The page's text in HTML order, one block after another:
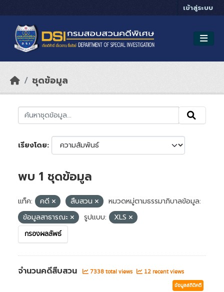
เข้าสู่ระบบ
ชุดข้อมูล
เรียงโดย
พบ 1 ชุดข้อมูล
แท็ค: คดี สืบสวน
หมวดหมู่ตามธรรมาภิบาลข้อมูล:
ข้อมูลสาธารณะ
รูปแบบ: XLS
กรองผลลัพธ์
จำนวนคดีสืบสวน 7338 total views 12 recent views
ข้อมูลสถิติคดี